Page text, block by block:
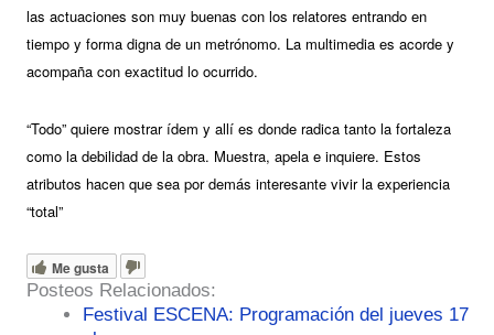
las actuaciones son muy buenas con los relatores entrando en
tiempo y forma digna de un metrónomo. La multimedia es acorde y
acompaña con exactitud lo ocurrido.
“Todo” quiere mostrar ídem y allí es donde radica tanto la fortaleza
como la debilidad de la obra. Muestra, apela e inquiere. Estos
atributos hacen que sea por demás interesante vivir la experiencia
“total”
Me gusta
Posteos Relacionados:
Festival ESCENA: Programación del jueves 17